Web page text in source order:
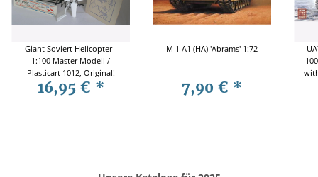
Giant Soviert Helicopter -
1:100 Master Modell /
Plasticart 1012, Original!
RAR
16,95 € *
M 1 A1 (HA) 'Abrams' 1:72
7,90 € *